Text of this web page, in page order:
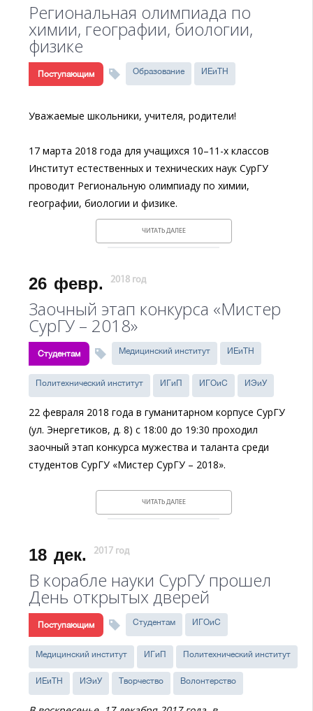
Региональная олимпиада по
химии, географии, биологии,
физике
Поступающим Образование ИЕиТН
Уважаемые школьники, учителя, родители!
17 марта 2018 года для учащихся 10–11-х классов
Институт естественных и технических наук СурГУ
проводит Региональную олимпиаду по химии,
географии, биологии и физике.
ЧИТАТЬ ДАЛЕЕ
26 февр. 2018 год
Заочный этап конкурса «Мистер
СурГУ – 2018»
Студентам Медицинский институт ИЕиТН
Политехнический институт ИГиП ИГОиС ИЭиУ
22 февраля 2018 года в гуманитарном корпусе СурГУ
(ул. Энергетиков, д. 8) с 18:00 до 19:30 проходил
заочный этап конкурса мужества и таланта среди
студентов СурГУ «Мистер СурГУ – 2018».
ЧИТАТЬ ДАЛЕЕ
18 дек. 2017 год
В корабле науки СурГУ прошел
День открытых дверей
Поступающим Студентам ИГОиС
Медицинский институт ИГиП Политехнический институт
ИЕиТН ИЭиУ Творчество Волонтерство